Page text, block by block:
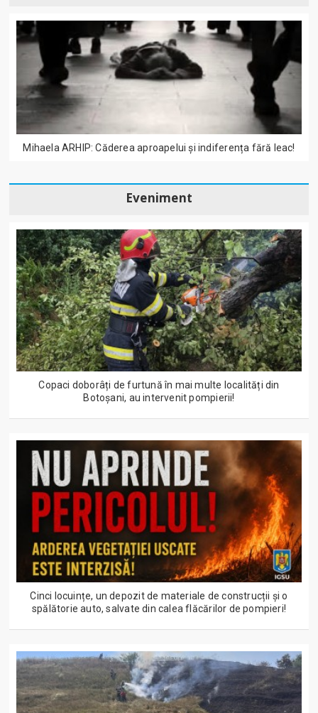
Mihaela ARHIP: Căderea aproapelui și indiferența fără leac!
Eveniment
Copaci doborâți de furtună în mai multe localități din
Botoșani, au intervenit pompierii!
Cinci locuințe, un depozit de materiale de construcții și o
spălătorie auto, salvate din calea flăcărilor de pompieri!